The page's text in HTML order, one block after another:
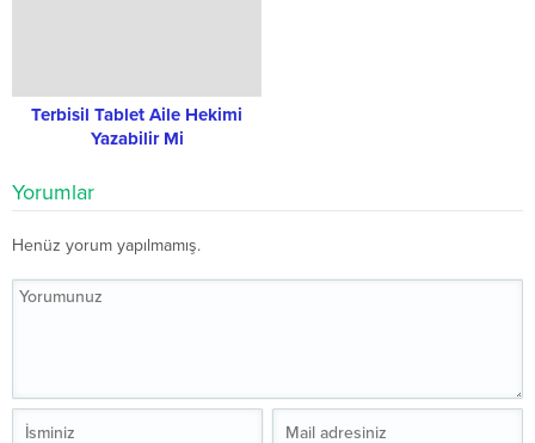
Terbisil Tablet Aile Hekimi
Yazabilir Mi
Yorumlar
Henüz yorum yapılmamış.